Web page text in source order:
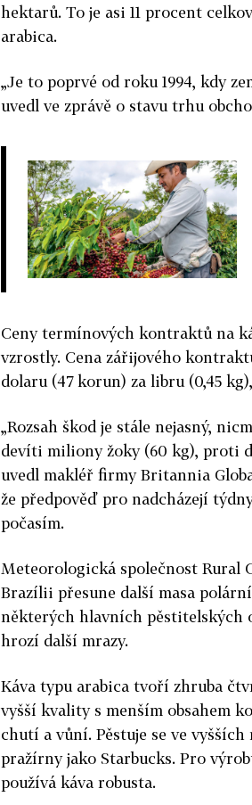
hektarů. To je asi 11 procent
arabica.
„Je to poprvé od roku 1994, kdy
uvedl ve zprávě o stavu trhu
Ceny termínových kontraktů na
vzrostly. Cena zářijového
dolaru (47 korun) za libru (0,45
„Rozsah škod je stále nejasný,
devíti miliony žoky (60 kg), proti
uvedl makléř firmy Britannia
že předpověď pro nadcházejí
počasím.
Meteorologická společnost Rural
Brazílii přesune další masa
některých hlavních pěstitelských
hrozí další mrazy.
Káva typu arabica tvoří zhruba
vyšší kvality s menším obsahem
chutí a vůní. Pěstuje se ve
pražírny jako Starbucks. Pro
používá káva robusta.